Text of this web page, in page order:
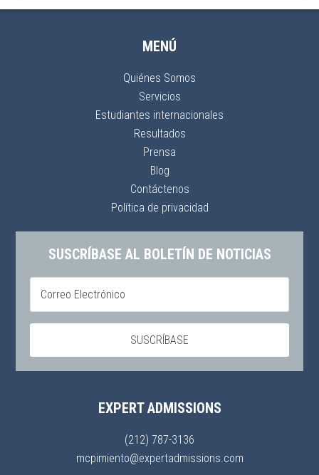
MENÚ
Quiénes Somos
Servicios
Estudiantes internacionales
Resultados
Prensa
Blog
Contáctenos
Política de privacidad
SUSCRÍBASE AL BOLETÍN DE NOTICIAS
EXPERT ADMISSIONS
(212) 787-3136
mcpimiento@expertadmissions.com